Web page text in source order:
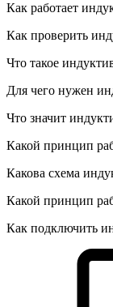
Как работает
Как проверить
Что такое
Для чего нужен
Что значит
Какой принцип
Какова схема
Какой принцип
Как подключить